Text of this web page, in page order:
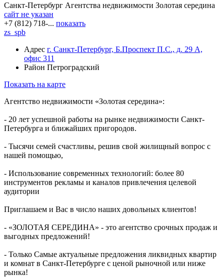
Санкт-Петербург Агентства недвижимости Золотая середина
сайт не указан
+7 (812) 718-... показать
zs_spb
Адрес г. Санкт-Петербург, Б.Проспект П.С., д. 29 А,
офис 311
Район Петроградский
Показать на карте
Агентство недвижимости «Золотая середина»:
- 20 лет успешной работы на рынке недвижимости Санкт-
Петербурга и ближайших пригородов.
- Тысячи семей счастливы, решив свой жилищный вопрос с
нашей помощью,
- Использование современных технологий: более 80
инструментов рекламы и каналов привлечения целевой
аудитории
Приглашаем и Вас в число наших довольных клиентов!
- «ЗОЛОТАЯ СЕРЕДИНА» - это агентство срочных продаж и
выгодных предложений!
- Только Самые актуальные предложения ликвидных квартир
и комнат в Санкт-Петербурге с ценой рыночной или ниже
рынка!